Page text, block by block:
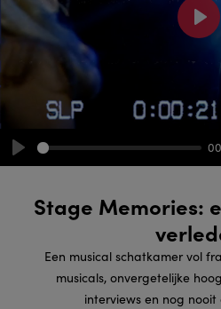
Play
Play
Stage Memories:
Een musical schatkamer vol
musicals, onvergetelijke
interviews en nog